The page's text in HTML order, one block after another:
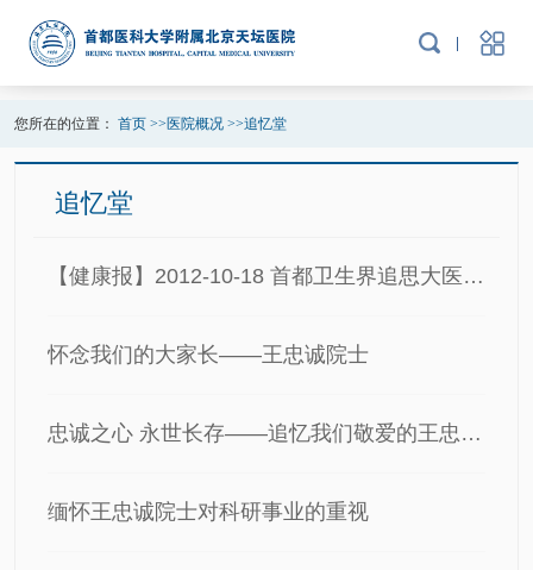
您所在的位置： 首页>>医院概况>>追忆堂
追忆堂
【健康报】2012-10-18 首都卫生界追思大医王忠诚
怀念我们的大家长——王忠诚院士
忠诚之心 永世长存——追忆我们敬爱的王忠诚院士
缅怀王忠诚院士对科研事业的重视